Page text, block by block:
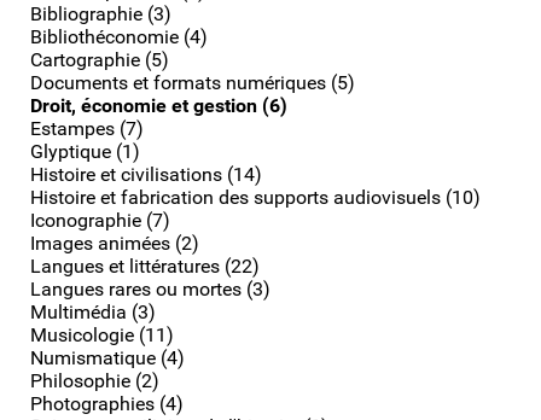
Bibliographie (3)
Bibliothéconomie (4)
Cartographie (5)
Documents et formats numériques (5)
Droit, économie et gestion (6)
Estampes (7)
Glyptique (1)
Histoire et civilisations (14)
Histoire et fabrication des supports audiovisuels (10)
Iconographie (7)
Images animées (2)
Langues et littératures (22)
Langues rares ou mortes (3)
Multimédia (3)
Musicologie (11)
Numismatique (4)
Philosophie (2)
Photographies (4)